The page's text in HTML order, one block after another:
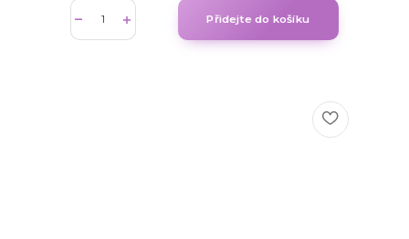
Přidejte do košíku